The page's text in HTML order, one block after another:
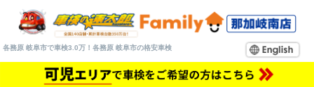
各務原 岐阜市で車検3.0万！各務原 岐阜市の格安車検